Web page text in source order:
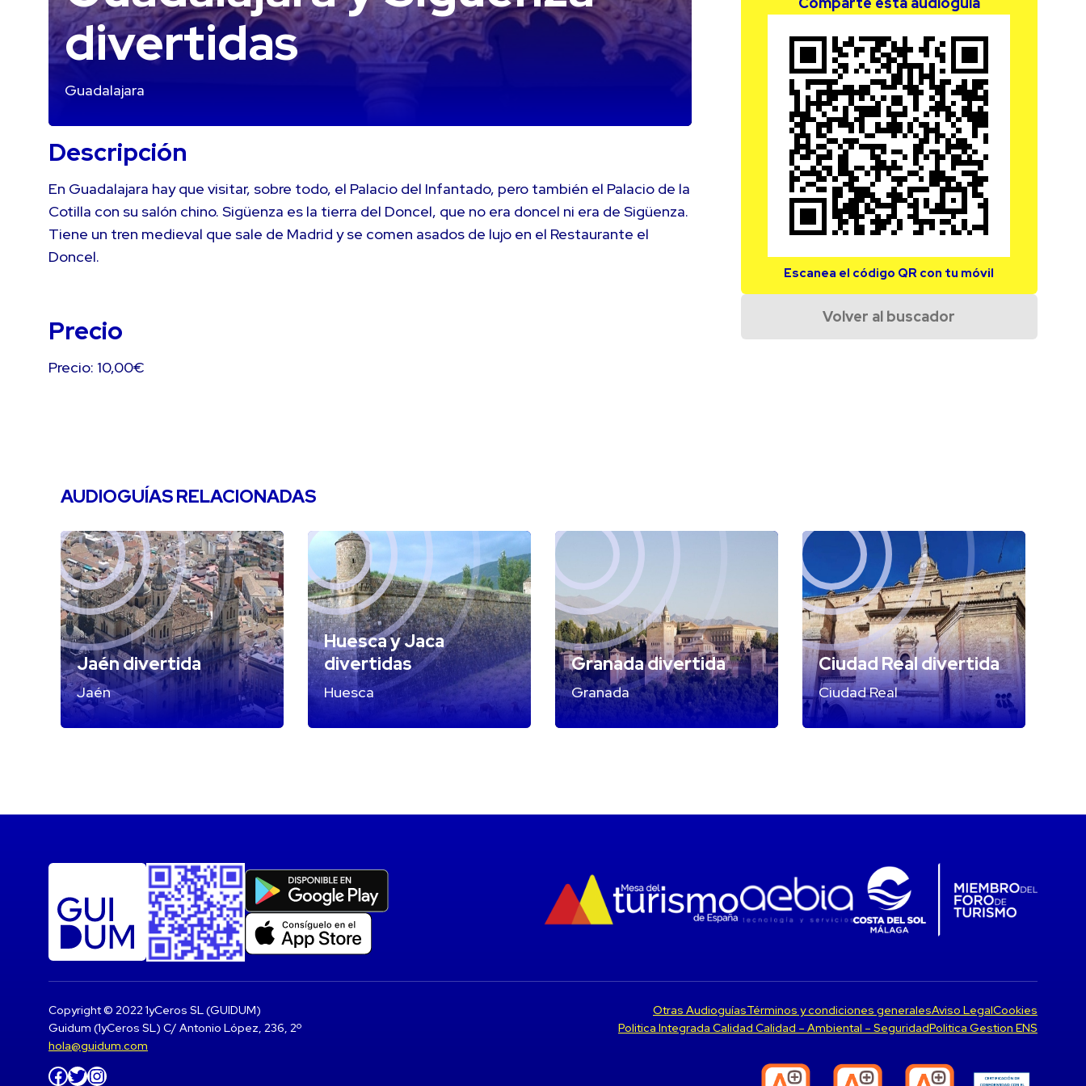
divertidas
Guadalajara
Descripción
En Guadalajara hay que visitar, sobre todo, el Palacio del Infantado, pero también el Palacio de la
Cotilla con su salón chino. Sigüenza es la tierra del Doncel, que no era doncel ni era de Sigüenza.
Tiene un tren medieval que sale de Madrid y se comen asados de lujo en el Restaurante el
Doncel.
Precio
Precio: 10,00€
Escanea el código QR con tu móvil
Volver al buscador
AUDIOGUÍAS RELACIONADAS
Jaén divertida
Jaén
Huesca y Jaca
divertidas
Huesca
Granada divertida
Granada
Ciudad Real divertida
Ciudad Real
Copyright © 2022 1yCeros SL (GUIDUM)
Guidum (1yCeros SL) C/ Antonio López, 236, 2º
hola@guidum.com
Facebook Twitter Instagram
Otras AudioguíasTérminos y condiciones generalesAviso LegalCookies
Politica Integrada Calidad Calidad – Ambiental – SeguridadPolitica Gestion ENS